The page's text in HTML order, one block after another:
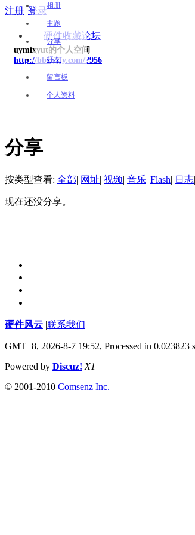
注册 |登录
硬件收藏论坛
uymixyut的个人空间
http://bbs.yjfy.com/?956
相册
主题
分享
好友
留言板
个人资料
分享
按类型查看: 全部 网址 视频 音乐 Flash 日志
现在还没分享。
硬件风云 联系我们
GMT+8, 2026-8-7 19:52, Processed in 0.023823
Powered by Discuz! X1
© 2001-2010 Comsenz Inc.